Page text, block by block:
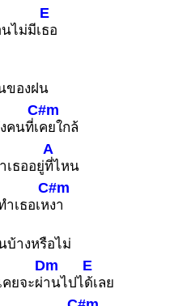
ไม่มีเ
E
ธอ
ของฝน
คนที่เ
C#m
คยใกล้
เธออยู่
A
ที่ไหน
เธอเห
C#m
งา
บ้างหรือไม่
ยจะผ่
Dm
านไปไ
E
ด้เลย